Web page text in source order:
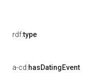
rdf:type
a-cd:hasDatingEvent